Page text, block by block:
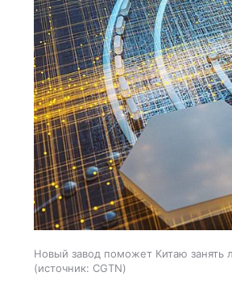
Новый завод поможет Китаю занять
источник: CGTN